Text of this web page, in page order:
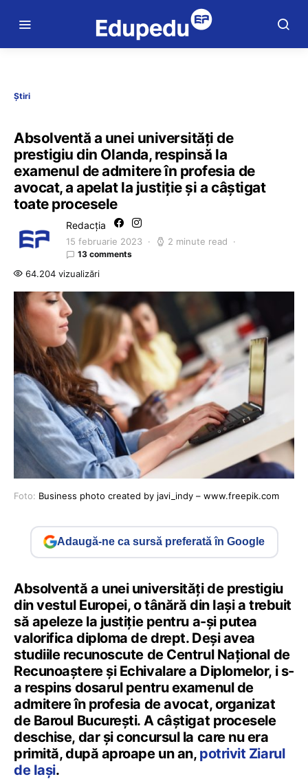
Știri
Absolventă a unei universităţi de
prestigiu din Olanda, respinsă la
examenul de admitere în profesia de
avocat, a apelat la justiţie și a câștigat
toate procesele
Redacția
15 februarie 2023 2 minute read
13 comments
64.204 vizualizări
Foto: Business photo created by javi_indy – www.freepik.com
Adaugă-ne ca sursă preferată în Google
Absolventă a unei universităţi de prestigiu
din vestul Europei, o tânără din Iași a trebuit
să apeleze la justiţie pentru a-şi putea
valorifica diploma de drept. Deși avea
studiile recunoscute de Centrul Naţional de
Recunoaştere şi Echivalare a Diplomelor, i s-
a respins dosarul pentru examenul de
admitere în profesia de avocat, organizat
de Baroul Bucureşti. A câştigat procesele
deschise, dar şi concursul la care nu era
primită, după aproape un an, potrivit Ziarul
de Iași.